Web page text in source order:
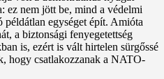
ez nem jött be, mind a védelmi
egységet épít. Amióta
a biztonsági fenyegetettség
is, ezért is vált hirtelen sürgőssé
hogy csatlakozzanak a NATO-